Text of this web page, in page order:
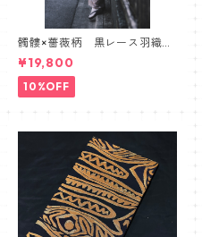
髑髏×薔薇柄 黒レース羽織
髑髏 薔薇 スカル ローズ
¥19,800
10%OFF